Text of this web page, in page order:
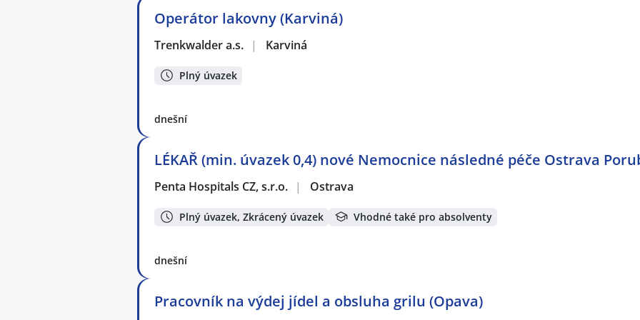
Operátor lakovny (Karviná)
Trenkwalder a.s. | Karviná
Plný úvazek
dnešní
LÉKAŘ (min. úvazek 0,4) nové Nemocnice následné péče Ostrava
Penta Hospitals CZ, s.r.o. | Ostrava
Plný úvazek, Zkrácený úvazek Vhodné také pro absolventy
dnešní
Pracovník na výdej jídel a obsluha grilu (Opava)